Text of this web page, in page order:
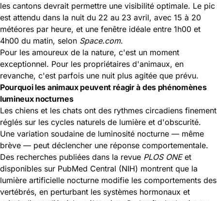
les cantons devrait permettre une visibilité optimale. Le pic
est attendu dans la nuit du 22 au 23 avril, avec 15 à 20
météores par heure, et une fenêtre idéale entre 1h00 et
4h00 du matin, selon Space.com.
Pour les amoureux de la nature, c'est un moment
exceptionnel. Pour les propriétaires d'animaux, en
revanche, c'est parfois une nuit plus agitée que prévu.
Pourquoi les animaux peuvent réagir à des phénomènes
lumineux nocturnes
Les chiens et les chats ont des rythmes circadiens finement
réglés sur les cycles naturels de lumière et d'obscurité.
Une variation soudaine de luminosité nocturne — même
brève — peut déclencher une réponse comportementale.
Des recherches publiées dans la revue PLOS ONEet
disponibles sur PubMed Central (NIH) montrent que la
lumière artificielle nocturne modifie les comportements des
vertébrés, en perturbant les systèmes hormonaux et